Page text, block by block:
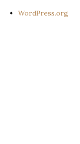
WordPress.org